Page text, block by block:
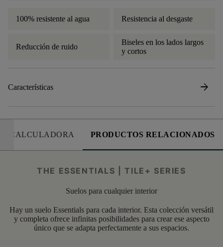
100% resistente al agua Resistencia al desgaste
Reducción de ruido
Biseles en los lados largos
y cortos
Características arrow_forward
CALCULADORA PRODUCTOS RELACIONADOS
THE ESSENTIALS | TILE+ SERIES
Suelos para cualquier interior
Hay un suelo Essentials para cada interior. Esta colección versátil
y completa ofrece infinitas posibilidades para crear ese aspecto
único que se adapta perfectamente a sus espacios.